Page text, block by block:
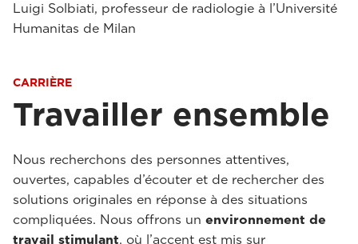
Luigi Solbiati, professeur de radiologie à l’Université
Humanitas de Milan
CARRIÈRE
Travailler ensemble
Nous recherchons des personnes attentives,
ouvertes, capables d’écouter et de rechercher des
solutions originales en réponse à des situations
compliquées. Nous offrons un environnement de
travail stimulant, où l’accent est mis sur